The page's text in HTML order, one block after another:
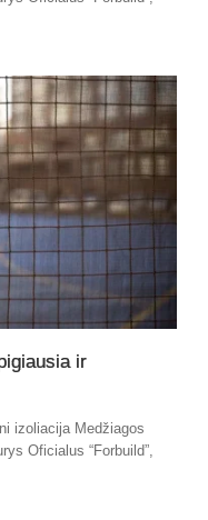
ir
izoliacija Medžiagos
Oficialus “Forbuild”,